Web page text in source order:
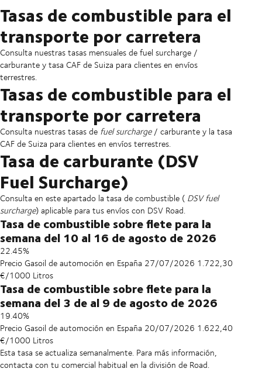
Tasas de combustible para el
transporte por carretera
Consulta nuestras tasas mensuales de fuel surcharge /
carburante y tasa CAF de Suiza para clientes en envíos
terrestres.
Tasas de combustible para el
transporte por carretera
Consulta nuestras tasas de fuel surcharge/ carburante y la tasa
CAF de Suiza para clientes en envíos terrestres.
Tasa de carburante (DSV
Fuel Surcharge)
Consulta en este apartado la tasa de combustible ( DSV fuel
surcharge) aplicable para tus envíos con DSV Road.
Tasa de combustible sobre flete para la
semana del 10al 16 de agosto de 2026
22.45%
Precio Gasoil de automoción en España 27/07/2026 1.722,30
€/1000 Litros
Tasa de combustible sobre flete para la
semana del 3 de al 9 de agosto de 2026
19.40%
Precio Gasoil de automoción en España 20/07/2026 1.622,40
€/1000 Litros
Esta tasa se actualiza semanalmente. Para más información,
contacta con tu comercial habitual en la división de Road.